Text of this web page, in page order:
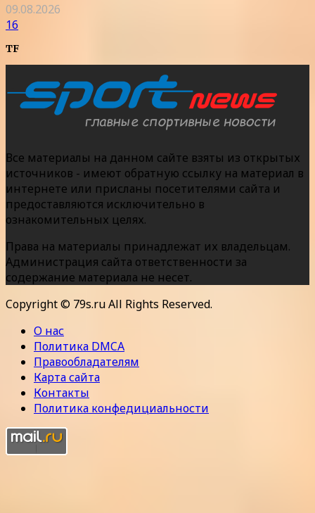
09.08.2026
16
TF
Все материалы на данном сайте взяты из открытых
источников - имеют обратную ссылку на материал в
интернете или присланы посетителями сайта и
предоставляются исключительно в
ознакомительных целях.
Права на материалы принадлежат их владельцам.
Администрация сайта ответственности за
содержание материала не несет.
Copyright © 79s.ru All Rights Reserved.
О нас
Политика DMCA
Правообладателям
Карта сайта
Контакты
Политика конфедициальности